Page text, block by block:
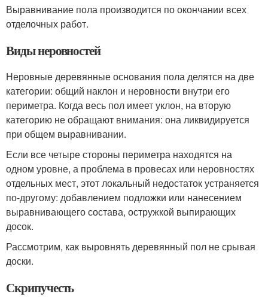
Выравнивание пола производится по окончании всех
отделочных работ.
Виды неровностей
Неровные деревянные основания пола делятся на две
категории: общий наклон и неровности внутри его
периметра. Когда весь пол имеет уклон, на вторую
категорию не обращают внимания: она ликвидируется
при общем выравнивании.
Если все четыре стороны периметра находятся на
одном уровне, а проблема в провесах или неровностях
отдельных мест, этот локальный недостаток устраняется
по-другому: добавлением подложки или нанесением
выравнивающего состава, остружкой выпирающих
досок.
Рассмотрим, как выровнять деревянный пол не срывая
доски.
Скрипучесть